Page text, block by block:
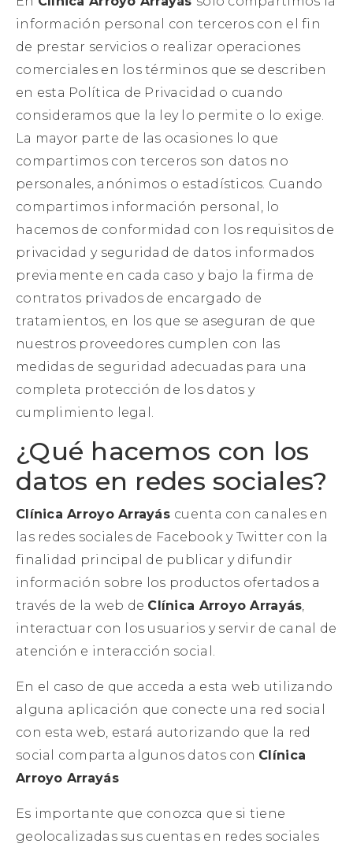
información personal con terceros con el fin
de prestar servicios o realizar operaciones
comerciales en los términos que se describen
en esta Política de Privacidad o cuando
consideramos que la ley lo permite o lo exige.
La mayor parte de las ocasiones lo que
compartimos con terceros son datos no
personales, anónimos o estadísticos. Cuando
compartimos información personal, lo
hacemos de conformidad con los requisitos de
privacidad y seguridad de datos informados
previamente en cada caso y bajo la firma de
contratos privados de encargado de
tratamientos, en los que se aseguran de que
nuestros proveedores cumplen con las
medidas de seguridad adecuadas para una
completa protección de los datos y
cumplimiento legal.
¿Qué hacemos con los
datos en redes sociales?
Clínica Arroyo Arrayás cuenta con canales en
las redes sociales de Facebook y Twitter con la
finalidad principal de publicar y difundir
información sobre los productos ofertados a
través de la web de Clínica Arroyo Arrayás,
interactuar con los usuarios y servir de canal de
atención e interacción social.
En el caso de que acceda a esta web utilizando
alguna aplicación que conecte una red social
con esta web, estará autorizando que la red
social comparta algunos datos con Clínica
Arroyo Arrayás
Es importante que conozca que si tiene
geolocalizadas sus cuentas en redes sociales